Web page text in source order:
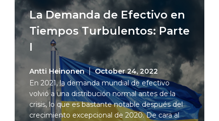
La Demanda de Efectivo en
Tiempos Turbulentos: Parte
I
Antti Heinonen
October 24, 2022
En 2021, la demanda mundial de efectivo
volvió a una distribución normal antes de la
crisis, lo que es bastante notable después del
crecimiento excepcional de 2020. De cara al